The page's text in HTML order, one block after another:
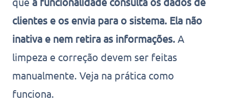
clientes e os envia para o sistema. Ela não
inativa e nem retira as informações. A
limpeza e correção devem ser feitas
manualmente. Veja na prática como
funciona.